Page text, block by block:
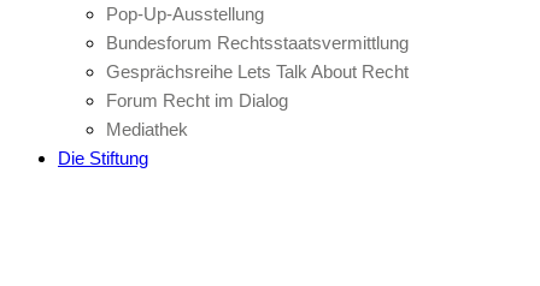
Pop-Up-Ausstellung
Bundesforum Rechtsstaatsvermittlung
Gesprächsreihe Lets Talk About Recht
Forum Recht im Dialog
Mediathek
Die Stiftung